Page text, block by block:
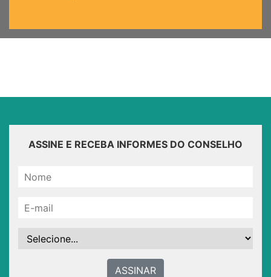
ASSINE E RECEBA INFORMES DO CONSELHO
ASSINAR